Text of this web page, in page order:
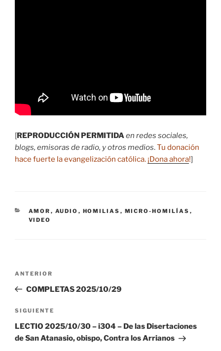
[REPRODUCCIÓN PERMITIDAen redes sociales,
blogs, emisoras de radio, y otros medios.Tu donación
hace fuerte la evangelización católica. ¡Dona ahora!]
CATEGORÍAS
AMOR , AUDIO , HOMILIAS , MICRO-HOMILÍAS ,
VIDEO
entradas
Entrada
anterior:
ANTERIOR
COMPLETAS 2025/10/29
Siguiente
entrada
SIGUIENTE
LECTIO 2025/10/30 – i304 – De las Disertaciones
de San Atanasio, obispo, Contra los Arrianos